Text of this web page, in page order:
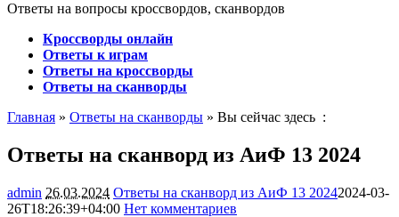
Ответы на вопросы кроссвордов, сканвордов
Кроссворды онлайн
Ответы к играм
Ответы на кроссворды
Ответы на сканворды
Главная » Ответы на сканворды » Вы сейчас здесь :
Ответы на сканворд из АиФ 13 2024
admin 26.03.2024 Ответы на сканворд из АиФ 13 20242024-03-
26T18:26:39+04:00 Нет комментариев